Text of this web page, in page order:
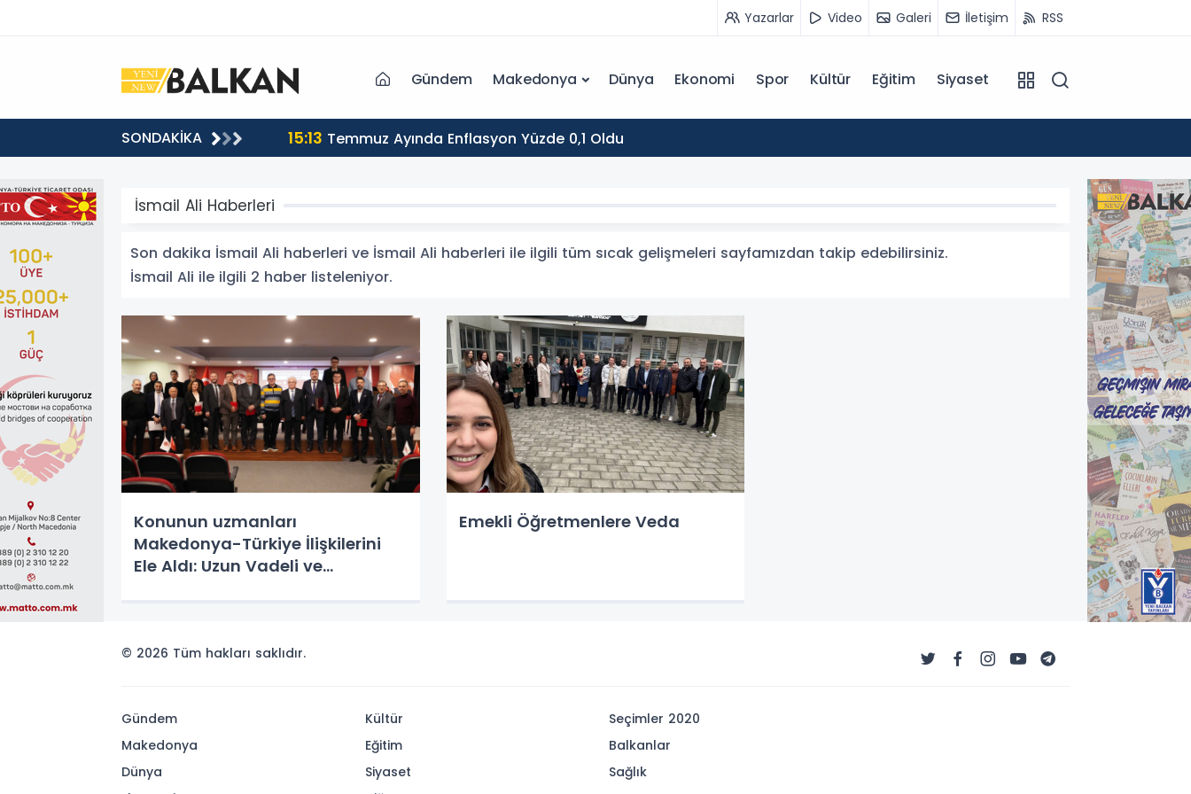
Yazarlar Video Galeri İletişim RSS
Gündem Makedonya Dünya Ekonomi Spor Kültür Eğitim Siyaset
SONDAKİKA 15:13 Temmuz Ayında Enflasyon Yüzde 0,1 Oldu
İsmail Ali Haberleri
Son dakika İsmail Ali haberleri ve İsmail Ali haberleri ile ilgili tüm sıcak gelişmeleri sayfamızdan takip edebilirsiniz.
İsmail Ali ile ilgili 2 haber listeleniyor.
Konunun uzmanları
Makedonya-Türkiye İlişkilerini
Ele Aldı: Uzun Vadeli ve
Emekli Öğretmenlere Veda
© 2026 Tüm hakları saklıdır.
Gündem
Makedonya
Dünya
Kültür
Eğitim
Siyaset
Seçimler 2020
Balkanlar
Sağlık